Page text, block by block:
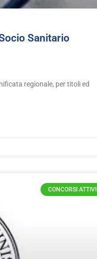
Sanitario
regionale, per titoli ed
CONCORSI ATTIVI